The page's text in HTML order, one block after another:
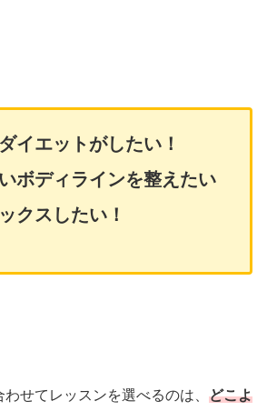
イエットがしたい！
ボディラインを整えたい
クスしたい！
せてレッスンを選べるのは、 どこよ